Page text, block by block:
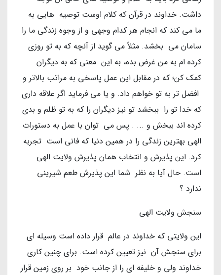
داشت. خداوند در قرآن که کلام اوست توصیه هایی به
ما می کند که انجام هر کدام وجهی و از وجوه زندگی ما را
سامان می بخشد. مثلاً می گوید از آنچه که به تو روزی
کرده ام به من غرض بده، به این معنی که به دیگران
کمک کن؛ که در مقابل این عمل پاسخی به مراتب بالاتر و
افضل تر به تو خواهم داد. و یا می فرماید اگر علاقه داری
که خدا تو را ببخشد تو نیز دیگران را که به تو ظلم و بدی
کرده اند ببخش و ... . پس می توان با عمل به دستورات
الهی بهترین زندگی را در همین دنیا که فانی است تجربه
کرد. این پذیرش و انتخاب همان پذیرش ولایت الهی
است. حال آیا به نظر شما این پذیرش طعم شیرینی
ندارد ؟
سنجش ولایت الهی
این ولایتی که خداوند در عالم قرار داده است وسیله ای
برای سنجش آن نیز تعیین کرده است. برای چنین کاری
خداوند ولی و خلیفه ای را از جانب خود بر روی زمین قرار